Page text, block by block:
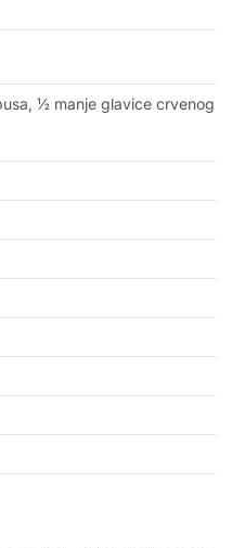
½ manje glavice crvenog